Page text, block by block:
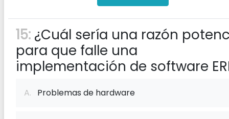
15: ¿Cuál sería una razón
para que falle una
implementación de software
A. Problemas de hardware